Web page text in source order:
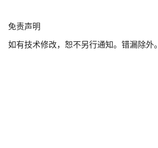
免
声
免责声明
如有技术修改，恕不另行通知。错漏除外。